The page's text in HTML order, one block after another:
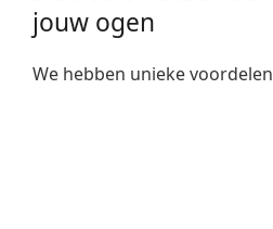
jouw ogen
We hebben unieke voordelen